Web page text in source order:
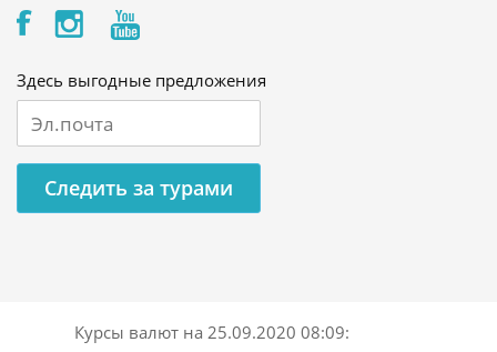
Здесь выгодные предложения
Следить за турами
Курсы валют на 25.09.2020 08:09: